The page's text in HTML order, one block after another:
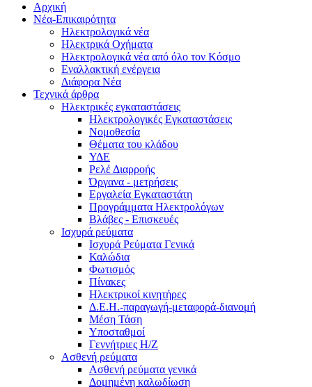
Αρχική
Νέα-Επικαιρότητα
Ηλεκτρολογικά νέα
Ηλεκτρικά Οχήματα
Ηλεκτρολογικά νέα από όλο τον Κόσμο
Εναλλακτική ενέργεια
Διάφορα Νέα
Τεχνικά άρθρα
Ηλεκτρικές εγκαταστάσεις
Ηλεκτρολογικές Εγκαταστάσεις
Νομοθεσία
Θέματα του κλάδου
ΥΔΕ
Ρελέ Διαρροής
Όργανα - μετρήσεις
Εργαλεία Εγκαταστάτη
Προγράμματα Ηλεκτρολόγων
Βλάβες - Επισκευές
Ισχυρά ρεύματα
Ισχυρά Ρεύματα Γενικά
Καλώδια
Φωτισμός
Πίνακες
Ηλεκτρικοί κινητήρες
Δ.Ε.Η.-παραγωγή-μεταφορά-διανομή
Μέση Τάση
Υποσταθμοί
Γεννήτριες Η/Ζ
Ασθενή ρεύματα
Ασθενή ρεύματα γενικά
Δομημένη καλωδίωση